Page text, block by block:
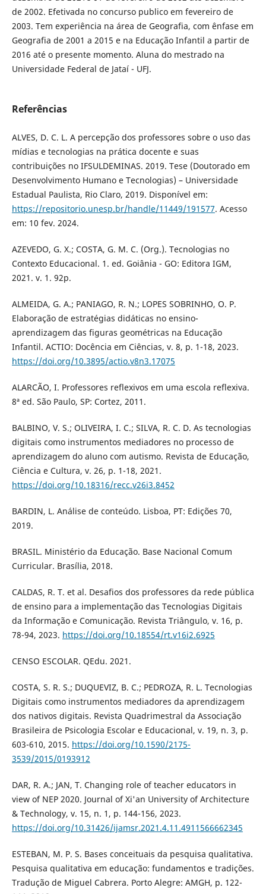
de 2002. Efetivada no concurso publico em fevereiro de
2003. Tem experiência na área de Geografia, com ênfase em
Geografia de 2001 a 2015 e na Educação Infantil a partir de
2016 até o presente momento. Aluna do mestrado na
Universidade Federal de Jataí - UFJ.
Referências
ALVES, D. C. L. A percepção dos professores sobre o uso das
mídias e tecnologias na prática docente e suas
contribuições no IFSULDEMINAS. 2019. Tese (Doutorado em
Desenvolvimento Humano e Tecnologias) – Universidade
Estadual Paulista, Rio Claro, 2019. Disponível em:
https://repositorio.unesp.br/handle/11449/191577. Acesso
em: 10 fev. 2024.
AZEVEDO, G. X.; COSTA, G. M. C. (Org.). Tecnologias no
Contexto Educacional. 1. ed. Goiânia - GO: Editora IGM,
2021. v. 1. 92p.
ALMEIDA, G. A.; PANIAGO, R. N.; LOPES SOBRINHO, O. P.
Elaboração de estratégias didáticas no ensino-
aprendizagem das figuras geométricas na Educação
Infantil. ACTIO: Docência em Ciências, v. 8, p. 1-18, 2023.
https://doi.org/10.3895/actio.v8n3.17075
ALARCÃO, I. Professores reflexivos em uma escola reflexiva.
8ª ed. São Paulo, SP: Cortez, 2011.
BALBINO, V. S.; OLIVEIRA, I. C.; SILVA, R. C. D. As tecnologias
digitais como instrumentos mediadores no processo de
aprendizagem do aluno com autismo. Revista de Educação,
Ciência e Cultura, v. 26, p. 1-18, 2021.
https://doi.org/10.18316/recc.v26i3.8452
BARDIN, L. Análise de conteúdo. Lisboa, PT: Edições 70,
2019.
BRASIL. Ministério da Educação. Base Nacional Comum
Curricular. Brasília, 2018.
CALDAS, R. T. et al. Desafios dos professores da rede pública
de ensino para a implementação das Tecnologias Digitais
da Informação e Comunicação. Revista Triângulo, v. 16, p.
78-94, 2023. https://doi.org/10.18554/rt.v16i2.6925
CENSO ESCOLAR. QEdu. 2021.
COSTA, S. R. S.; DUQUEVIZ, B. C.; PEDROZA, R. L. Tecnologias
Digitais como instrumentos mediadores da aprendizagem
dos nativos digitais. Revista Quadrimestral da Associação
Brasileira de Psicologia Escolar e Educacional, v. 19, n. 3, p.
603-610, 2015. https://doi.org/10.1590/2175-
3539/2015/0193912
DAR, R. A.; JAN, T. Changing role of teacher educators in
view of NEP 2020. Journal of Xi'an University of Architecture
& Technology, v. 15, n. 1, p. 144-156, 2023.
https://doi.org/10.31426/ijamsr.2021.4.11.4911566662345
ESTEBAN, M. P. S. Bases conceituais da pesquisa qualitativa.
Pesquisa qualitativa em educação: fundamentos e tradições.
Tradução de Miguel Cabrera. Porto Alegre: AMGH, p. 122-